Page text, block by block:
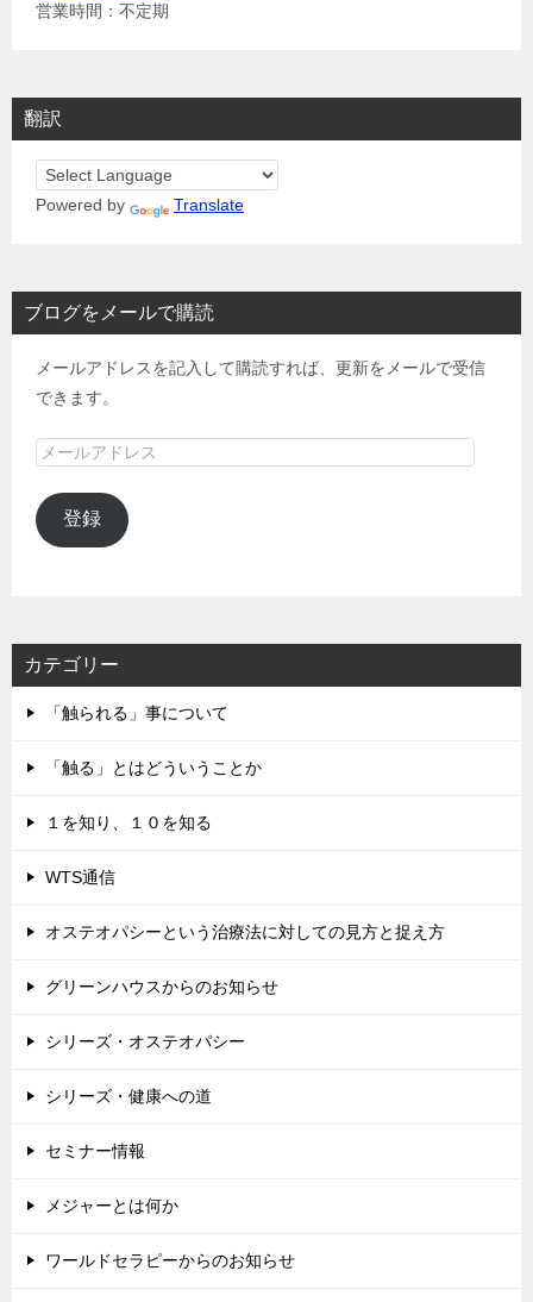
営業時間：不定期
翻訳
Powered by Translate
ブログをメールで購読
メールアドレスを記入して購読すれば、更新をメールで受信
できます。
メ
ル
ア
登録
カテゴリー
「触られる」事について
「触る」とはどういうことか
１を知り、１０を知る
WTS通信
オステオパシーという治療法に対しての見方と捉え方
グリーンハウスからのお知らせ
シリーズ・オステオパシー
シリーズ・健康への道
セミナー情報
メジャーとは何か
ワールドセラピーからのお知らせ